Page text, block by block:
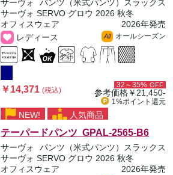
サーヴォ
パンツ（米式パンツ）スラックス
サーヴォ SERVO グロウ 2026 秋冬
オフィスウェア
2026年発売
レディース
All オールシーズン
￥14,371(税込)
32～35% OFF
参考価格￥21,450-
1%ポイント 還元
NEW! 人気商品
テーパードパンツ GPAL-2565-B6
サーヴォ
パンツ（米式パンツ）スラックス
サーヴォ SERVO グロウ 2026 秋冬
オフィスウェア
2026年発売